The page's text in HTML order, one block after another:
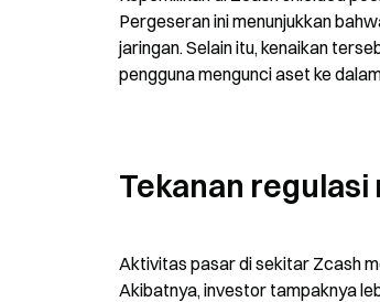
Pergeseran ini menunjukkan
jaringan. Selain itu, kenaikan
pengguna mengunci aset ke
Tekanan
Aktivitas pasar di sekitar Zcash
Akibatnya, investor tampaknya